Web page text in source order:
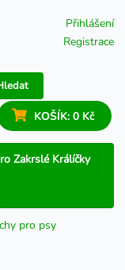
Přihlášení
Registrace
KOŠÍK: 0 Kč
Zakrslé Králíčky
pro psy